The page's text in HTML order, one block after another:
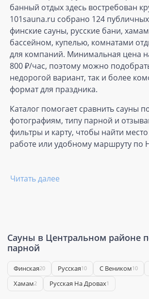
банный отдых здесь востребован
101sauna.ru собрано 124
финские сауны, русские бани,
бассейном, купелью, комнатами
для компаний. Минимальная цена
800 ₽/час, поэтому можно
недорогой вариант, так и более
формат для праздника.
Каталог помогает сравнить сауны
фотографиям, типу парной и
фильтры и карту, чтобы найти
работе или удобному маршруту по
Читать далее
Сауны в Центральном районе
парной
Финская20 Русская10 С Веником10
Хамам2 Русская На Дровах1